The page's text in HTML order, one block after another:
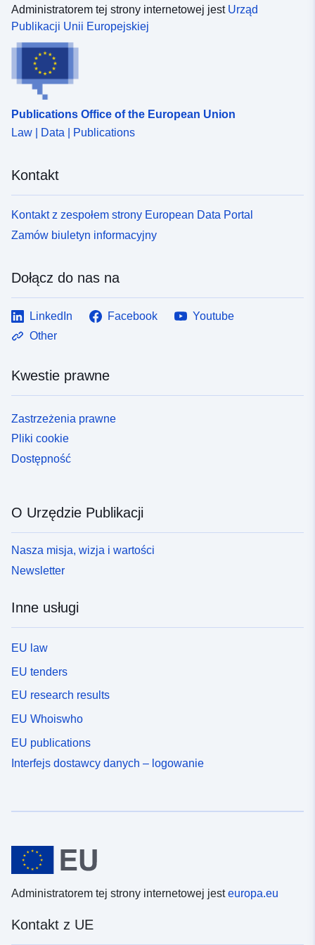
Typ: Polygon
Identyfikatory:
uriRef:
0477-45cf-9764-200cf9857066
Administratorem tej strony internetowej jest Urząd
Publikacji Unii Europejskiej
Publications Office of the European Union
Law | Data | Publications
Kontakt
Kontakt z zespołem strony European Data Portal
Zamów biuletyn informacyjny
Dołącz do nas na
LinkedIn Facebook
Youtube
Other
Kwestie prawne
Zastrzeżenia prawne
Pliki cookie
Dostępność
O Urzędzie Publikacji
Nasza misja, wizja i wartości
Newsletter
Inne usługi
EU law
EU tenders
EU research results
EU Whoiswho
EU publications
Interfejs dostawcy danych – logowanie
Administratorem tej strony internetowej jesteuropa.eu
Kontakt z UE